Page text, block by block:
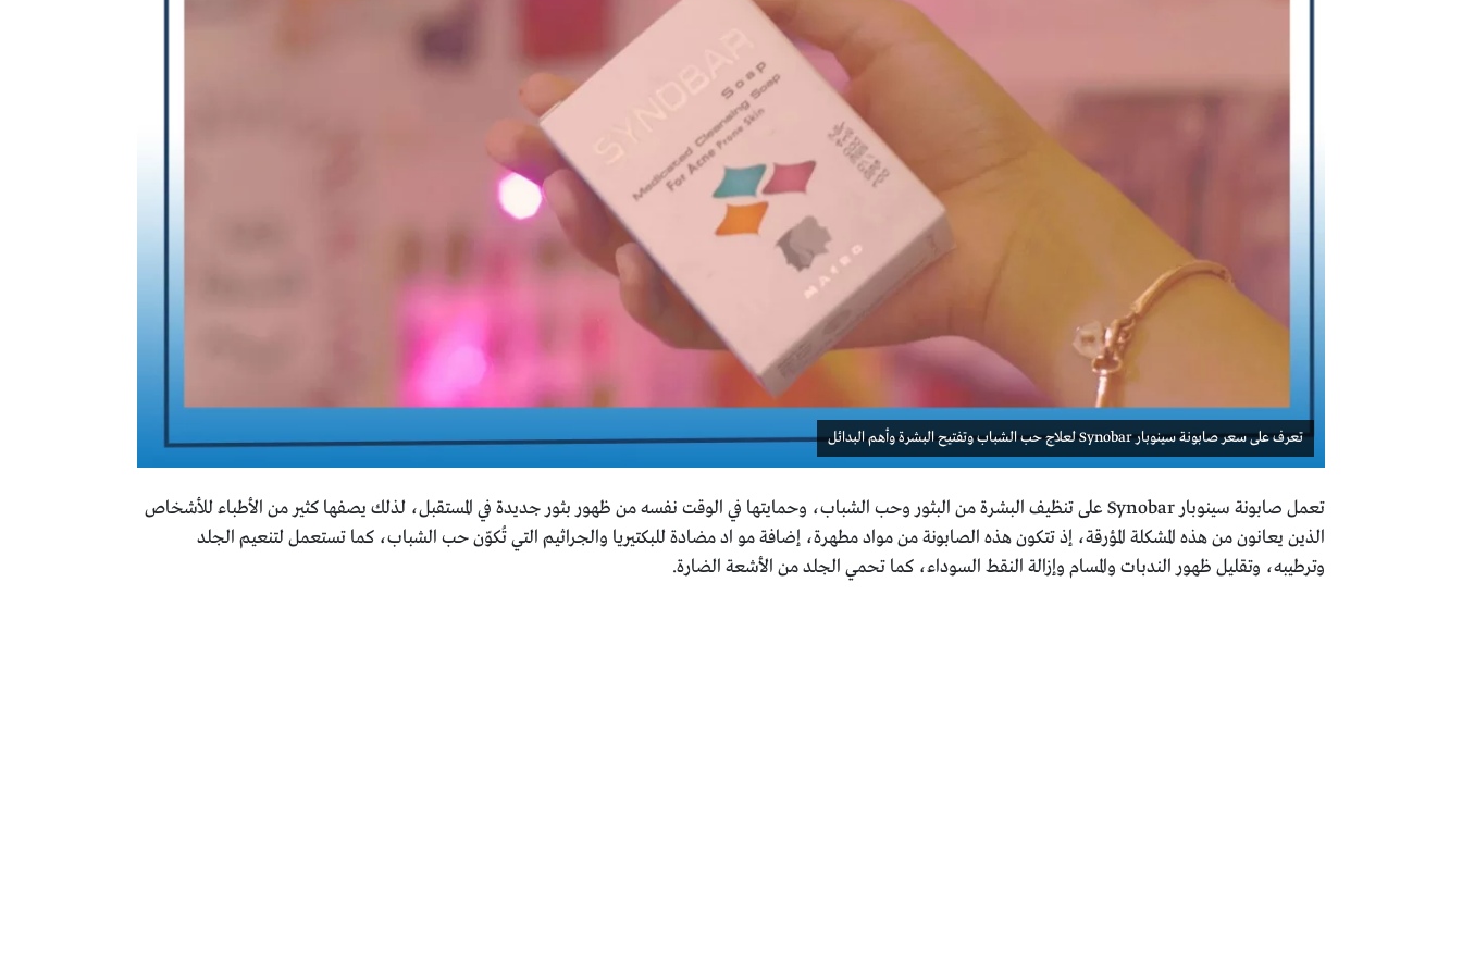
تعرف على سعر صابونة سينوبار Synobar لعلاج حب الشباب وتفتيح البشرة وأهم البدائل
تعمل صابونة سينوبار Synobar على تنظيف البشرة من البثور وحب الشباب، وحمايتها في الوقت نفسه من ظهور بثور جديدة في المستقبل، لذلك يصفها كثير من الأطباء للأشخاص
الذين يعانون من هذه المشكلة المؤرقة، إذ تتكون هذه الصابونة من مواد مطهرة، إضافة مو اد مضادة للبكتيريا والجراثيم التي تُكوّن حب الشباب، كما تستعمل لتنعيم الجلد
وترطيبه، وتقليل ظهور الندبات والمسام وإزالة النقط السوداء، كما تحمي الجلد من الأشعة الضارة.